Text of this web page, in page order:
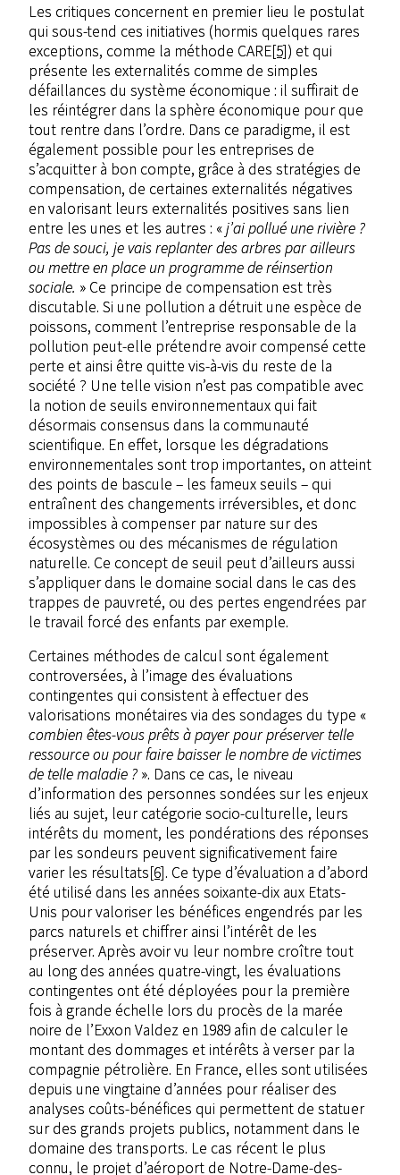
Les critiques concernent en premier lieu le postulat
qui sous-tend ces initiatives (hormis quelques rares
exceptions, comme la méthode CARE[5]) et qui
présente les externalités comme de simples
défaillances du système économique : il suffirait de
les réintégrer dans la sphère économique pour que
tout rentre dans l’ordre. Dans ce paradigme, il est
également possible pour les entreprises de
s’acquitter à bon compte, grâce à des stratégies de
compensation, de certaines externalités négatives
en valorisant leurs externalités positives sans lien
entre les unes et les autres : «j’ai pollué une rivière ?
Pas de souci, je vais replanter des arbres par ailleurs
oumettre en place un programme de réinsertion
sociale. » Ce principe de compensation est très
discutable. Si une pollution a détruit une espèce de
poissons, comment l’entreprise responsable de la
pollution peut-elle prétendre avoir compensé cette
perte et ainsi être quitte vis-à-vis du reste de la
société ? Une telle vision n’est pas compatible avec
la notion de seuils environnementaux qui fait
désormais consensus dans la communauté
scientifique. En effet, lorsque les dégradations
environnementales sont trop importantes, on atteint
des points de bascule – les fameux seuils – qui
entraînent des changements irréversibles, et donc
impossibles à compenser par nature sur des
écosystèmes ou des mécanismes de régulation
naturelle. Ce concept de seuil peut d’ailleurs aussi
s’appliquer dans le domaine social dans le cas des
trappes de pauvreté, ou des pertes engendrées par
le travail forcé des enfants par exemple.
Certaines méthodes de calcul sont également
controversées, à l’image des évaluations
contingentes qui consistent à effectuer des
valorisations monétaires via des sondages du type «
combien êtes-vous prêts à payer pour préserver telle
ressource ou pour faire baisser le nombre de victimes
de telle maladie ? ». Dans ce cas, le niveau
d’information des personnes sondées sur les enjeux
liés au sujet, leur catégorie socio-culturelle, leurs
intérêts du moment, les pondérations des réponses
par les sondeurs peuvent significativement faire
varier les résultats[6]. Ce type d’évaluation a d’abord
été utilisé dans les années soixante-dix aux Etats-
Unis pour valoriser les bénéfices engendrés par les
parcs naturels et chiffrer ainsi l’intérêt de les
préserver. Après avoir vu leur nombre croître tout
au long des années quatre‑vingt, les évaluations
contingentes ont été déployées pour la première
fois à grande échelle lors du procès de la marée
noire de l’Exxon Valdez en 1989 afin de calculer le
montant des dommages et intérêts à verser par la
compagnie pétrolière. En France, elles sont utilisées
depuis une vingtaine d’années pour réaliser des
analyses coûts-bénéfices qui permettent de statuer
sur des grands projets publics, notamment dans le
domaine des transports. Le cas récent le plus
connu, le projet d’aéroport de Notre-Dame-des-